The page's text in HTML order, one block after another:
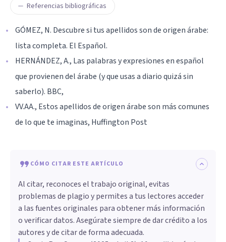
Referencias bibliográficas
GÓMEZ, N. Descubre si tus apellidos son de origen árabe:
lista completa. El Español.
HERNÁNDEZ, A., Las palabras y expresiones en español
que provienen del árabe (y que usas a diario quizá sin
saberlo). BBC,
VV.AA., Estos apellidos de origen árabe son más comunes
de lo que te imaginas, Huffington Post
CÓMO CITAR ESTE ARTÍCULO
Al citar, reconoces el trabajo original, evitas
problemas de plagio y permites a tus lectores acceder
a las fuentes originales para obtener más información
o verificar datos. Asegúrate siempre de dar crédito a los
autores y de citar de forma adecuada.